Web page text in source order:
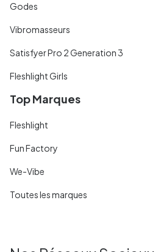
Godes
Vibromasseurs
Satisfyer Pro 2 Generation 3
Fleshlight Girls
Top Marques
Fleshlight
Fun Factory
We-Vibe
Toutes les marques